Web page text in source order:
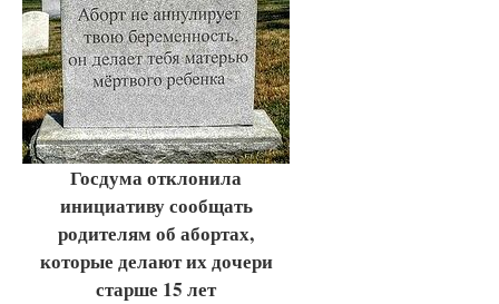
Госдума отклонила
инициативу сообщать
родителям об абортах,
которые делают их дочери
старше 15 лет